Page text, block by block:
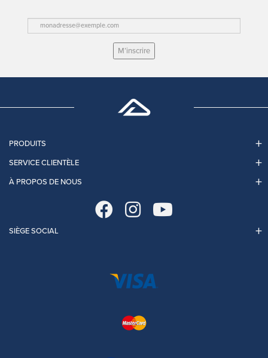
M’inscrire
PRODUITS
SERVICE CLIENTÈLE
À PROPOS DE NOUS
SIÈGE SOCIAL